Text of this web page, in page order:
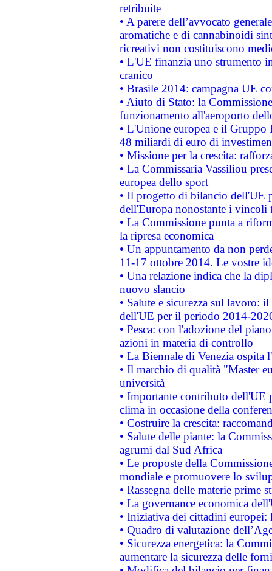
retribuite
• A parere dell’avvocato
aromatiche e di cannabinoidi
ricreativi non costituiscono
• L'UE finanzia uno strumento
cranico
• Brasile 2014: campagna UE
• Aiuto di Stato: la
funzionamento all'aeroporto
• L'Unione europea e il
48 miliardi di euro di
• Missione per la crescita:
• La Commissaria Vassiliou
europea dello sport
• Il progetto di bilancio dell'UE
dell'Europa nonostante i vincoli
• La Commissione punta a
la ripresa economica
• Un appuntamento da non
11-17 ottobre 2014. Le vostre
• Una relazione indica che la
nuovo slancio
• Salute e sicurezza sul lavoro:
dell'UE per il periodo 2014-
• Pesca: con l'adozione del
azioni in materia di controllo
• La Biennale di Venezia ospita
• Il marchio di qualità "Master
università
• Importante contributo dell'UE
clima in occasione della
• Costruire la crescita:
• Salute delle piante: la
agrumi dal Sud Africa
• Le proposte della
mondiale e promuovere lo
• Rassegna delle materie prime
• La governance economica
• Iniziativa dei cittadini
• Quadro di valutazione
• Sicurezza energetica: la
aumentare la sicurezza delle